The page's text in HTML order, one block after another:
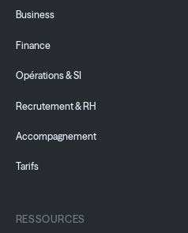
Business
Finance
Opérations & SI
Recrutement & RH
Accompagnement
Tarifs
RESSOURCES